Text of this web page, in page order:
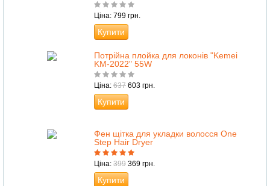
Ціна: 799 грн.
Купити
Потрійна плойка для локонів "Kemei
KM-2022" 55W
Ціна: 637 603 грн.
Купити
Фен щітка для укладки волосся One
Step Hair Dryer
Ціна: 399 369 грн.
Купити